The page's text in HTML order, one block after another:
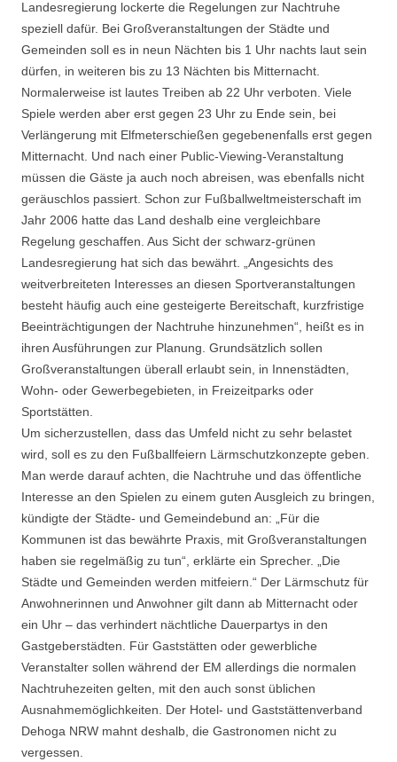
Landesregierung lockerte die Regelungen zur Nachtruhe
speziell dafür. Bei Großveranstaltungen der Städte und
Gemeinden soll es in neun Nächten bis 1 Uhr nachts laut sein
dürfen, in weiteren bis zu 13 Nächten bis Mitternacht.
Normalerweise ist lautes Treiben ab 22 Uhr verboten. Viele
Spiele werden aber erst gegen 23 Uhr zu Ende sein, bei
Verlängerung mit Elfmeterschießen gegebenenfalls erst gegen
Mitternacht. Und nach einer Public-Viewing-Veranstaltung
müssen die Gäste ja auch noch abreisen, was ebenfalls nicht
geräuschlos passiert. Schon zur Fußballweltmeisterschaft im
Jahr 2006 hatte das Land deshalb eine vergleichbare
Regelung geschaffen. Aus Sicht der schwarz-grünen
Landesregierung hat sich das bewährt. „Angesichts des
weitverbreiteten Interesses an diesen Sportveranstaltungen
besteht häufig auch eine gesteigerte Bereitschaft, kurzfristige
Beeinträchtigungen der Nachtruhe hinzunehmen“, heißt es in
ihren Ausführungen zur Planung. Grundsätzlich sollen
Großveranstaltungen überall erlaubt sein, in Innenstädten,
Wohn- oder Gewerbegebieten, in Freizeitparks oder
Sportstätten.
Um sicherzustellen, dass das Umfeld nicht zu sehr belastet
wird, soll es zu den Fußballfeiern Lärmschutzkonzepte geben.
Man werde darauf achten, die Nachtruhe und das öffentliche
Interesse an den Spielen zu einem guten Ausgleich zu bringen,
kündigte der Städte- und Gemeindebund an: „Für die
Kommunen ist das bewährte Praxis, mit Großveranstaltungen
haben sie regelmäßig zu tun“, erklärte ein Sprecher. „Die
Städte und Gemeinden werden mitfeiern.“ Der Lärmschutz für
Anwohnerinnen und Anwohner gilt dann ab Mitternacht oder
ein Uhr – das verhindert nächtliche Dauerpartys in den
Gastgeberstädten. Für Gaststätten oder gewerbliche
Veranstalter sollen während der EM allerdings die normalen
Nachtruhezeiten gelten, mit den auch sonst üblichen
Ausnahmemöglichkeiten. Der Hotel- und Gaststättenverband
Dehoga NRW mahnt deshalb, die Gastronomen nicht zu
vergessen.